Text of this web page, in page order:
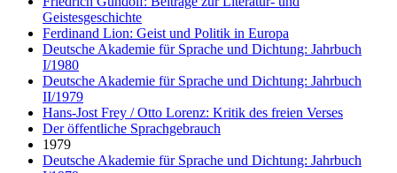
Geistesgeschichte
Ferdinand Lion: Geist und Politik in Europa
Deutsche Akademie für Sprache und Dichtung: Jahrbuch
I/1980
Deutsche Akademie für Sprache und Dichtung: Jahrbuch
II/1979
Hans-Jost Frey / Otto Lorenz: Kritik des freien Verses
Der öffentliche Sprachgebrauch
1979
Deutsche Akademie für Sprache und Dichtung: Jahrbuch